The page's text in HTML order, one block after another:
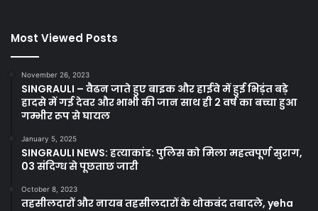
Most Viewed Posts
November 26, 2023
SINGRAULI – वैढन जाते हुए बाइक और हाईवे में हुई भिड़ंत बड़े
हादसे में गई देवर और भाभी की जान साथ ही 2 वर्ष का बच्चा हुआ
गम्भीर रूप से घायल
January 5, 2025
SINGRAULI NEWS: हत्याकांड: पुलिस को मिला महत्वपूर्ण सुराग,
03 संदिग्ध से पूछताछ जारी
October 8, 2023
तहसीलदारों और नायब तहसीलदारों के थोकबंद तबादले, yeha